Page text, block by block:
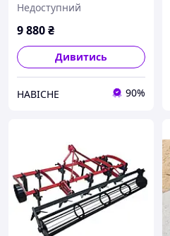
(пряма жорстка стійка, 7
стрільчастих лап в 2
Недоступний
9 880₴
Дивитись
НАВІСНЕ 90%